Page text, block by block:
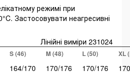
режимі при
Застосовувати неагресивні
Лінійні виміри 231024
S (46) M (48) L (50) XL
164/170 170/176 170/176